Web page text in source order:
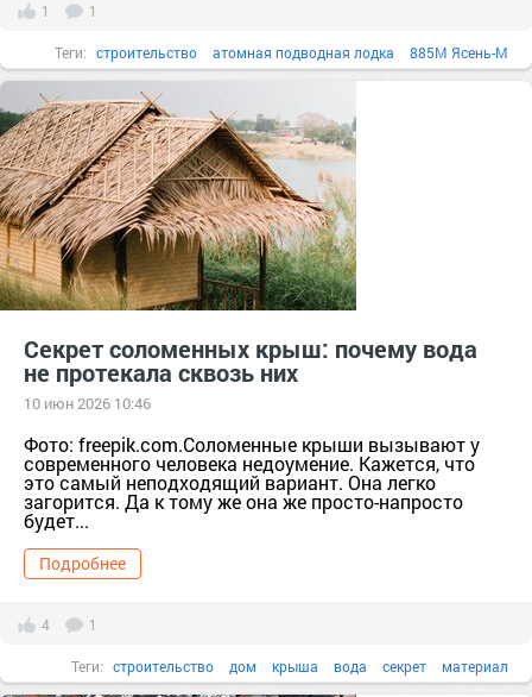
1 1
Теги: строительство атомная подводная лодка 885М Ясень-М
Секрет соломенных крыш: почему вода
не протекала сквозь них
10 июн 2026 10:46
Фото: freepik.com.Соломенные крыши вызывают у
современного человека недоумение. Кажется, что
это самый неподходящий вариант. Она легко
загорится. Да к тому же она же просто-напросто
будет...
Подробнее
4 1
Теги: строительство дом крыша вода секрет материал